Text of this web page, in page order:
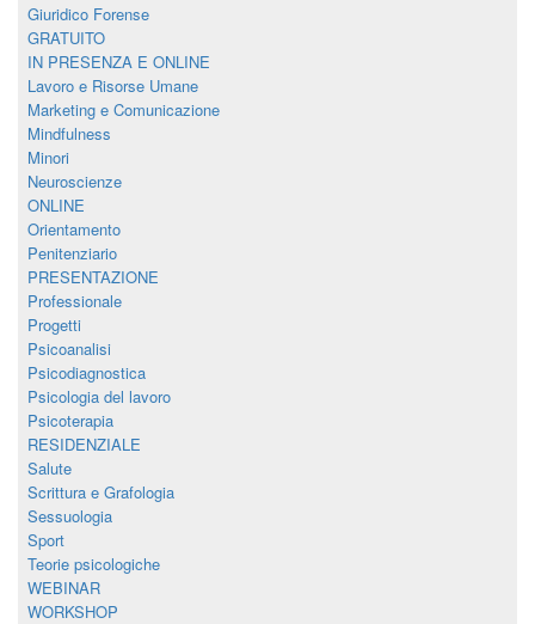
Giuridico Forense
GRATUITO
IN PRESENZA E ONLINE
Lavoro e Risorse Umane
Marketing e Comunicazione
Mindfulness
Minori
Neuroscienze
ONLINE
Orientamento
Penitenziario
PRESENTAZIONE
Professionale
Progetti
Psicoanalisi
Psicodiagnostica
Psicologia del lavoro
Psicoterapia
RESIDENZIALE
Salute
Scrittura e Grafologia
Sessuologia
Sport
Teorie psicologiche
WEBINAR
WORKSHOP